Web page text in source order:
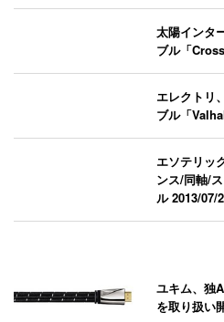
太陽インタ
ブル「
エレクトリ
ブル「
エソテリッ
ンス/同軸/
ル2013/07/
ユキム、独
を取り扱い